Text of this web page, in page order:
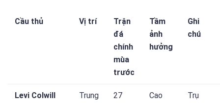
Cầu thủ Vị trí
Trận
đá
chính
mùa
trước
Tầm
ảnh
hưởng
Ghi
chú
Levi Colwill
Trung
27 Cao
Trụ